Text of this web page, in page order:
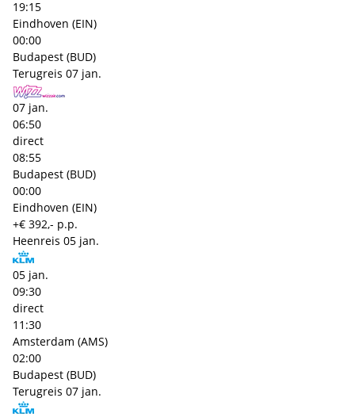
19:15
Eindhoven (EIN)
00:00
Budapest (BUD)
Terugreis 07 jan.
07 jan.
06:50
direct
08:55
Budapest (BUD)
00:00
Eindhoven (EIN)
+€ 392,- p.p.
Heenreis 05 jan.
05 jan.
09:30
direct
11:30
Amsterdam (AMS)
02:00
Budapest (BUD)
Terugreis 07 jan.